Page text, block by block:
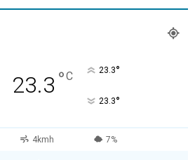
23.3 °C 23.3°
23.3°
4kmh 7%